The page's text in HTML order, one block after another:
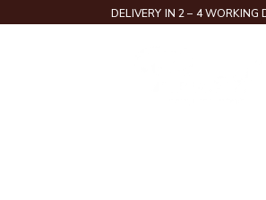
DELIVERY IN 2 – 4 WORKING